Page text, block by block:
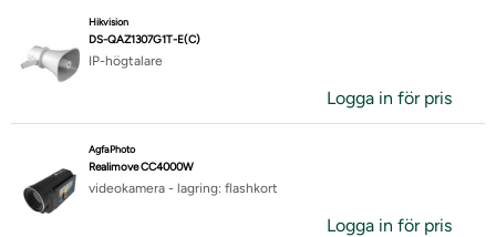
Hikvision
DS-QAZ1307G1T-E(C)
IP-högtalare
Logga in för pris
AgfaPhoto
Realimove CC4000W
videokamera - lagring: flashkort
Logga in för pris